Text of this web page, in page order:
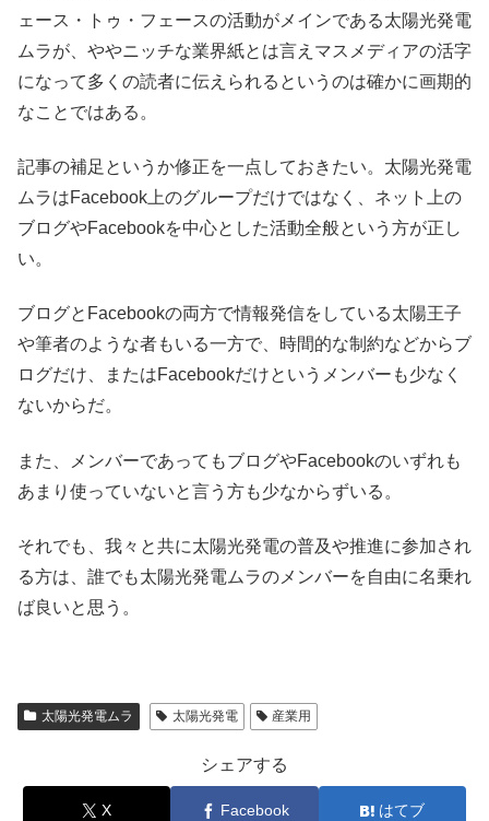
ェース・トゥ・フェースの活動がメインである太陽光発電
ムラが、ややニッチな業界紙とは言えマスメディアの活字
になって多くの読者に伝えられるというのは確かに画期的
なことではある。
記事の補足というか修正を一点しておきたい。太陽光発電
ムラはFacebook上のグループだけではなく、ネット上の
ブログやFacebookを中心とした活動全般という方が正し
い。
ブログとFacebookの両方で情報発信をしている太陽王子
や筆者のような者もいる一方で、時間的な制約などからブ
ログだけ、またはFacebookだけというメンバーも少なく
ないからだ。
また、メンバーであってもブログやFacebookのいずれも
あまり使っていないと言う方も少なからずいる。
それでも、我々と共に太陽光発電の普及や推進に参加され
る方は、誰でも太陽光発電ムラのメンバーを自由に名乗れ
ば良いと思う。
太陽光発電ムラ 太陽光発電 産業用
シェアする
X Facebook はてブ